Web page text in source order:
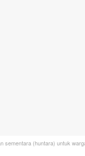
sementara (huntara) untuk